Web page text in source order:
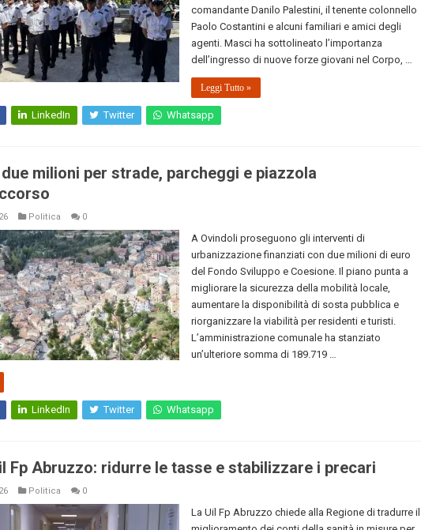
comandante Danilo Palestini, il tenente colonnello
Paolo Costantini e alcuni familiari e amici degli
agenti. Masci ha sottolineato l’importanza
dell’ingresso di nuove forze giovani nel Corpo, …
Leggi Tutto »
LinkedIn Twitter Whatsapp
milioni per strade, parcheggi e piazzola
Politica 0
A Ovindoli proseguono gli interventi di
urbanizzazione finanziati con due milioni di euro
del Fondo Sviluppo e Coesione. Il piano punta a
migliorare la sicurezza della mobilità locale,
aumentare la disponibilità di sosta pubblica e
riorganizzare la viabilità per residenti e turisti.
L’amministrazione comunale ha stanziato
un’ulteriore somma di 189.719 …
LinkedIn Twitter Whatsapp
Fp Abruzzo: ridurre le tasse e stabilizzare i precari
Politica 0
La Uil Fp Abruzzo chiede alla Regione di tradurre il